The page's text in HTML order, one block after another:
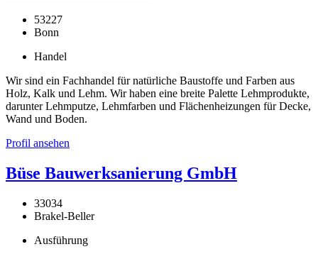
53227
Bonn
Handel
Wir sind ein Fachhandel für natürliche Baustoffe und Farben aus
Holz, Kalk und Lehm. Wir haben eine breite Palette Lehmprodukte,
darunter Lehmputze, Lehmfarben und Flächenheizungen für Decke,
Wand und Boden.
Profil ansehen
Büse Bauwerksanierung GmbH
33034
Brakel-Beller
Ausführung